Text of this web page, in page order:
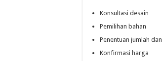
Konsultasi desain
Pemilihan bahan
Penentuan jumlah
Konfirmasi harga